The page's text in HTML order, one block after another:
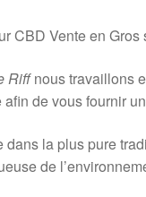
CBD Vente en
Riffnous travaillons
afin de vous fournir
dans la plus pure
de